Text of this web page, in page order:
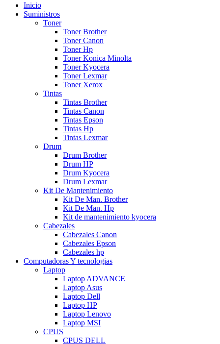
Inicio
Suministros
Toner
Toner Brother
Toner Canon
Toner Hp
Toner Konica Minolta
Toner Kyocera
Toner Lexmar
Toner Xerox
Tintas
Tintas Brother
Tintas Canon
Tintas Epson
Tintas Hp
Tintas Lexmar
Drum
Drum Brother
Drum HP
Drum Kyocera
Drum Lexmar
Kit De Mantenimiento
Kit De Man. Brother
Kit De Man. Hp
Kit de mantenimiento kyocera
Cabezales
Cabezales Canon
Cabezales Epson
Cabezales hp
Computadoras Y tecnologias
Laptop
Laptop ADVANCE
Laptop Asus
Laptop Dell
Laptop HP
Laptop Lenovo
Laptop MSI
CPUS
CPUS DELL